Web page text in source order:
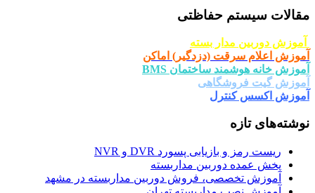
مقالات سیستم حفاظتی
آموزش دوربین مدار بسته
آموزش اعلام سرقت (دزدگیر) اماکن
آموزش خانه هوشمند ساختمان BMS
آموزش گیت فروشگاهی
آموزش اکسس کنترل
نوشته‌های تازه
ریست رمز و بازیابی پسورد DVR و NVR
پخش عمده دوربین مداربسته
آموزش تخصصی، فروش دوربین مداربسته در مشهد